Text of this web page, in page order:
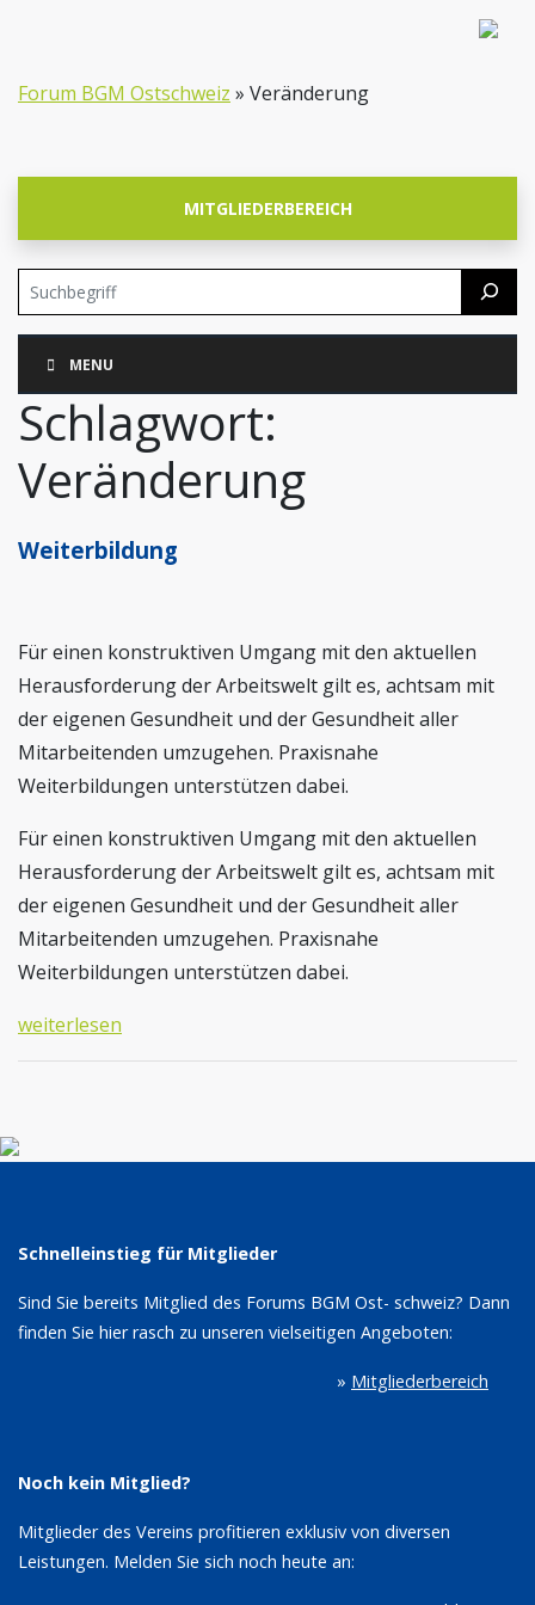
Forum BGM Ostschweiz » Veränderung
MITGLIEDERBEREICH
Suchen
Skip
MENU
Schlagwort:
Veränderung
Weiterbildung
Für einen konstruktiven Umgang mit den aktuellen
Herausforderung der Arbeitswelt gilt es, achtsam mit
der eigenen Gesundheit und der Gesundheit aller
Mitarbeitenden umzugehen. Praxisnahe
Weiterbildungen unterstützen dabei.
Für einen konstruktiven Umgang mit den aktuellen
Herausforderung der Arbeitswelt gilt es, achtsam mit
der eigenen Gesundheit und der Gesundheit aller
Mitarbeitenden umzugehen. Praxisnahe
Weiterbildungen unterstützen dabei.
weiterlesen
Schnelleinstieg für Mitglieder
Sind Sie bereits Mitglied des Forums BGM Ost- schweiz? Dann
finden Sie hier rasch zu unseren vielseitigen Angeboten:
» Mitgliederbereich
Noch kein Mitglied?
Mitglieder des Vereins profitieren exklusiv von diversen
Leistungen. Melden Sie sich noch heute an: